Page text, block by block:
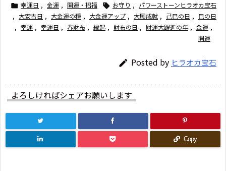
 幸運日 , 金運 , 開運・招福  お守り , パワーストーンヒラオカ宝石
, 大安吉日 , 大金運の種 , 大金運アップ , 大願成就 , 己巳の日 , 巳の日
, 幸運 , 幸運日 , 春財布 , 縁起 , 財布の日 , 財運大躍進の年 , 金運 ,
開運
 Posted by ヒラオカ宝石
よろしければシェアお願いします
Copy